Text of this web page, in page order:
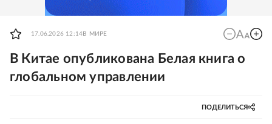
17.06.2026 12:14 В МИРЕ
В Китае опубликована Белая книга о
глобальном управлении
ПОДЕЛИТЬСЯ